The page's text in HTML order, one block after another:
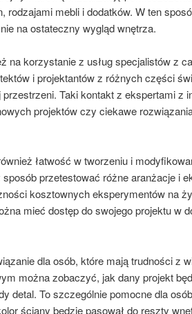
mebli i dodatków. W ten
na ostateczny wygląd wnętrza.
na korzystanie z usług specjalistów z
i projektantów z różnych części
Taki kontakt z ekspertami z
projektów czy ciekawe
łatwość w tworzeniu i
przetestować różne aranżacje i
kosztownych eksperymentów na
mieć dostęp do swojego projektu w
dla osób, które mają trudności z
można zobaczyć, jak dany projekt
detal. To szczególnie pomocne dla
ściany będzie pasował do reszty